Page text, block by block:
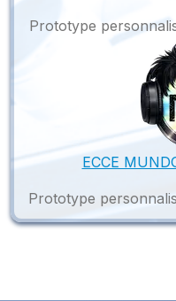
Prototype
ECCE
Prototype